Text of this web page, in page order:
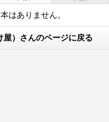
はありません。
屋）さんのページに戻る